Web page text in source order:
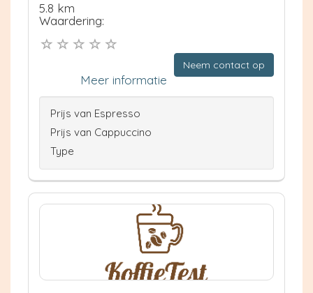
5.8 km
Waardering:
Neem contact op
Meer informatie
Prijs van Espresso
Prijs van Cappuccino
Type